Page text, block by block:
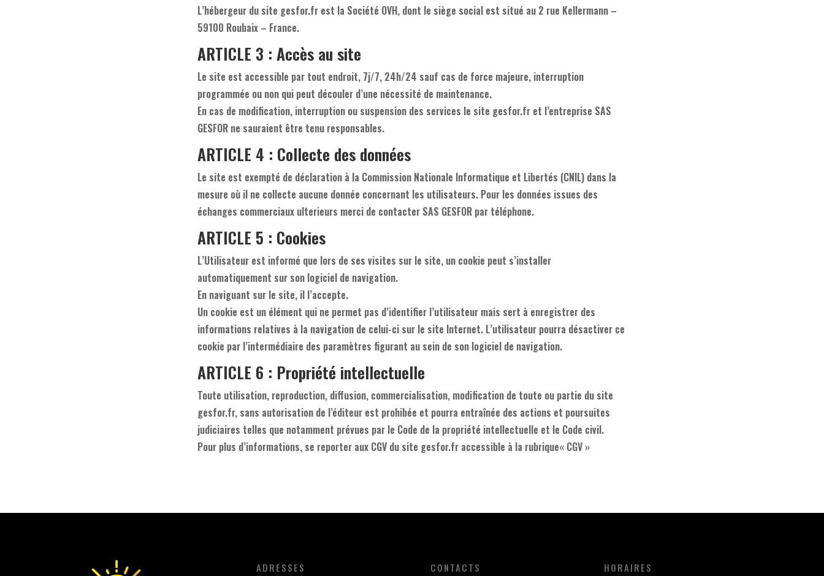
L’hébergeur du site gesfor.fr est la Société OVH, dont le siège social est situé au 2 rue Kellermann –
59100 Roubaix – France.
ARTICLE 3 : Accès au site
Le site est accessible par tout endroit, 7j/7, 24h/24 sauf cas de force majeure, interruption
programmée ou non qui peut découler d’une nécessité de maintenance.
En cas de modification, interruption ou suspension des services le site gesfor.fr et l’entreprise SAS
GESFOR ne sauraient être tenu responsables.
ARTICLE 4 : Collecte des données
Le site est exempté de déclaration à la Commission Nationale Informatique et Libertés (CNIL) dans la
mesure où il ne collecte aucune donnée concernant les utilisateurs. Pour les données issues des
échanges commerciaux ulterieurs merci de contacter SAS GESFOR par téléphone.
ARTICLE 5 : Cookies
L’Utilisateur est informé que lors de ses visites sur le site, un cookie peut s’installer
automatiquement sur son logiciel de navigation.
En naviguant sur le site, il l’accepte.
Un cookie est un élément qui ne permet pas d’identifier l’utilisateur mais sert à enregistrer des
informations relatives à la navigation de celui-ci sur le site Internet. L’utilisateur pourra désactiver ce
cookie par l’intermédiaire des paramètres figurant au sein de son logiciel de navigation.
ARTICLE 6 : Propriété intellectuelle
Toute utilisation, reproduction, diffusion, commercialisation, modification de toute ou partie du site
gesfor.fr, sans autorisation de l’éditeur est prohibée et pourra entraînée des actions et poursuites
judiciaires telles que notamment prévues par le Code de la propriété intellectuelle et le Code civil.
Pour plus d’informations, se reporter aux CGV du site gesfor.fr accessible à la rubrique« CGV »
ADRESSES CONTACTS HORAIRES